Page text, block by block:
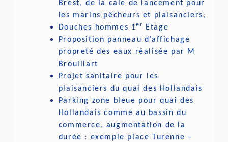
Brest, de la cale de lancement pour
les marins pêcheurs et plaisanciers,
Douches hommes 1er
Etage
Proposition panneau d’affichage
propreté des eaux réalisée par M
Brouillart
Projet sanitaire pour les
plaisanciers du quai des Hollandais
Parking zone bleue pour quai des
Hollandais comme au bassin du
commerce, augmentation de la
durée : exemple place Turenne –